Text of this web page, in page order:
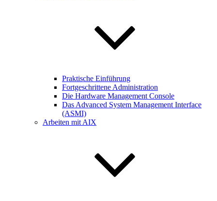
Praktische Einführung
Fortgeschrittene Administration
Die Hardware Management Console
Das Advanced System Management Interface
(ASMI)
Arbeiten mit AIX